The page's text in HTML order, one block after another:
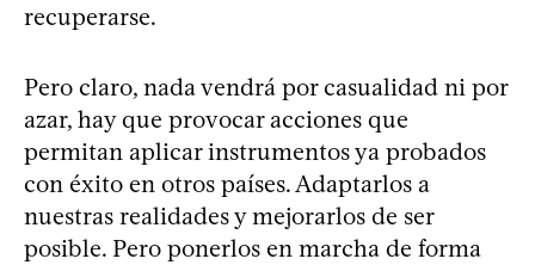
recuperarse.
Pero claro, nada vendrá por casualidad ni por
azar, hay que provocar acciones que
permitan aplicar instrumentos ya probados
con éxito en otros países. Adaptarlos a
nuestras realidades y mejorarlos de ser
posible. Pero ponerlos en marcha de forma